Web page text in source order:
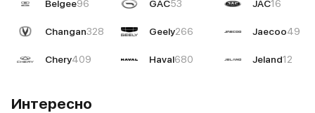
Belgee96
Changan328
Chery409
GAC53
Geely266
Haval680
JAC16
Jaecoo49
Jeland12
Интересно